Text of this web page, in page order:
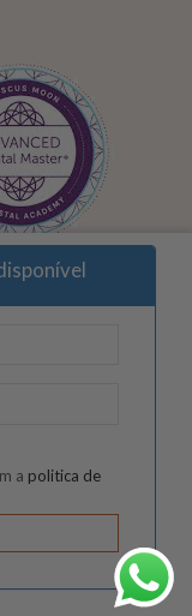
a politica de